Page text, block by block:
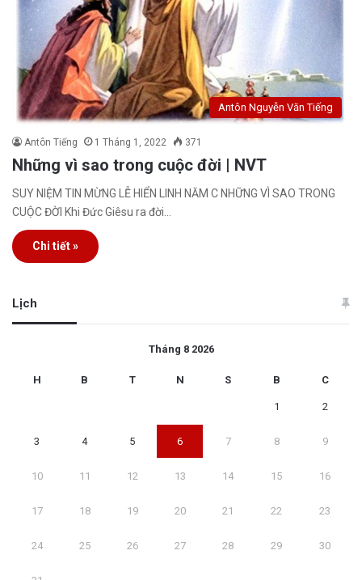
Antôn Nguyễn Văn Tiếng
Antôn Tiếng 1 Tháng 1, 2022 371
Những vì sao trong cuộc đời | NVT
SUY NIỆM TIN MỪNG LỄ HIỂN LINH NĂM C NHỮNG VÌ SAO TRONG
CUỘC ĐỜI Khi Đức Giêsu ra đời…
Chi tiết »
Lịch
Tháng 8 2026
H B T N S B C
1 2
3 4 5 6 7 8 9
10 11 12 13 14 15 16
17 18 19 20 21 22 23
24 25 26 27 28 29 30